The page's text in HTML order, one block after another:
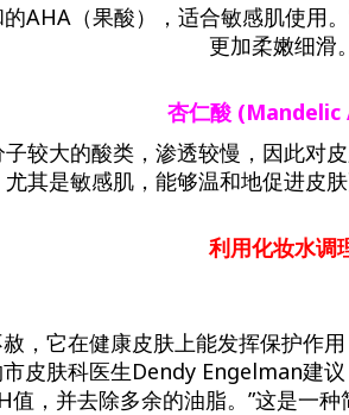
AHA（果酸），适合敏感肌使用
更加柔嫩细滑。
杏仁酸 (Mandelic
较大的酸类，渗透较慢，因此对
尤其是敏感肌，能够温和地促进皮
利用化妆水调
，它在健康皮肤上能发挥保护作
皮肤科医生Dendy Engelman建
，并去除多余的油脂。”这是一种